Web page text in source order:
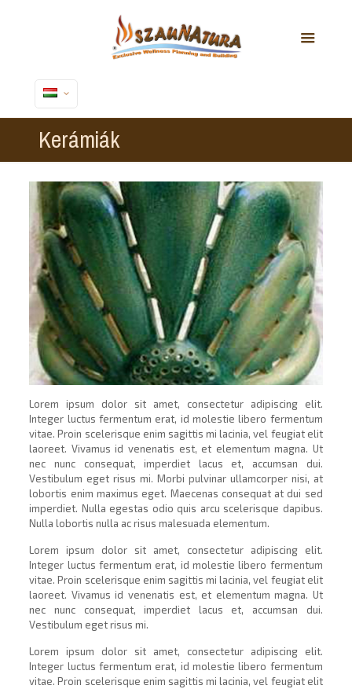
Kerámiák
Lorem ipsum dolor sit amet, consectetur adipiscing elit.
Integer luctus fermentum erat, id molestie libero fermentum
vitae. Proin scelerisque enim sagittis mi lacinia, vel feugiat elit
laoreet. Vivamus id venenatis est, et elementum magna. Ut
nec nunc consequat, imperdiet lacus et, accumsan dui.
Vestibulum eget risus mi. Morbi pulvinar ullamcorper nisi, at
lobortis enim maximus eget. Maecenas consequat at dui sed
imperdiet. Nulla egestas odio quis arcu scelerisque dapibus.
Nulla lobortis nulla ac risus malesuada elementum.
Lorem ipsum dolor sit amet, consectetur adipiscing elit.
Integer luctus fermentum erat, id molestie libero fermentum
vitae. Proin scelerisque enim sagittis mi lacinia, vel feugiat elit
laoreet. Vivamus id venenatis est, et elementum magna. Ut
nec nunc consequat, imperdiet lacus et, accumsan dui.
Vestibulum eget risus mi.
Lorem ipsum dolor sit amet, consectetur adipiscing elit.
Integer luctus fermentum erat, id molestie libero fermentum
vitae. Proin scelerisque enim sagittis mi lacinia, vel feugiat elit